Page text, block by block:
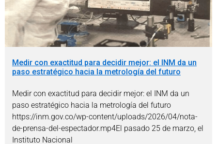
Medir con exactitud para decidir mejor: el INM da un
paso estratégico hacia la metrología del futuro
Medir con exactitud para decidir mejor: el INM da un
paso estratégico hacia la metrología del futuro
https://inm.gov.co/wp-content/uploads/2026/04/nota-
de-prensa-del-espectador.mp4El pasado 25 de marzo, el
Instituto Nacional